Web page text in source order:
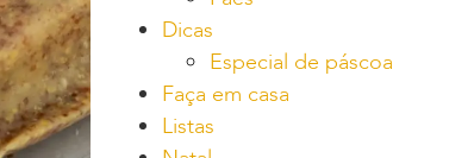
Dicas
Especial de páscoa
Faça em casa
Listas